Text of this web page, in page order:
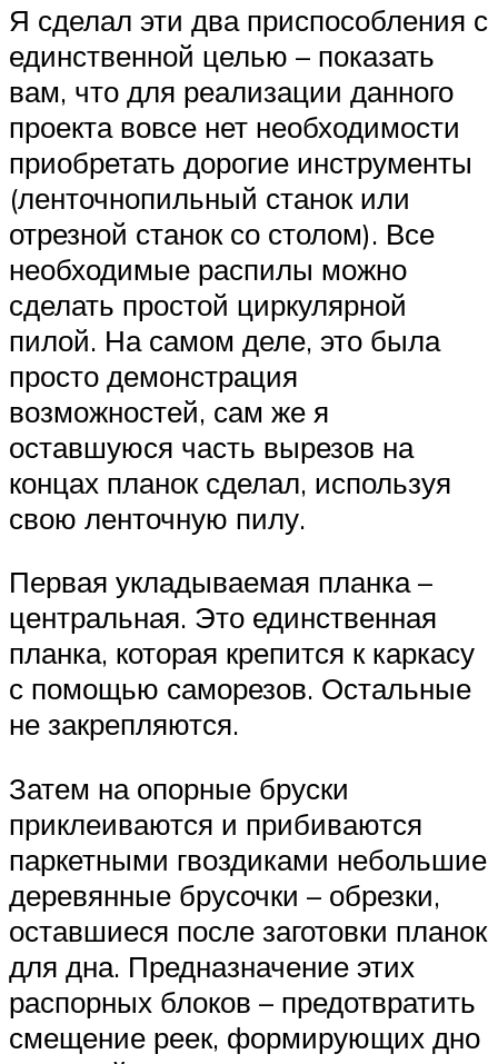
Я сделал эти два приспособления с
единственной целью – показать
вам, что для реализации данного
проекта вовсе нет необходимости
приобретать дорогие инструменты
(ленточнопильный станок или
отрезной станок со столом). Все
необходимые распилы можно
сделать простой циркулярной
пилой. На самом деле, это была
просто демонстрация
возможностей, сам же я
оставшуюся часть вырезов на
концах планок сделал, используя
свою ленточную пилу.
Первая укладываемая планка –
центральная. Это единственная
планка, которая крепится к каркасу
с помощью саморезов. Остальные
не закрепляются.
Затем на опорные бруски
приклеиваются и прибиваются
паркетными гвоздиками небольшие
деревянные брусочки – обрезки,
оставшиеся после заготовки планок
для дна. Предназначение этих
распорных блоков – предотвратить
смещение реек, формирующих дно